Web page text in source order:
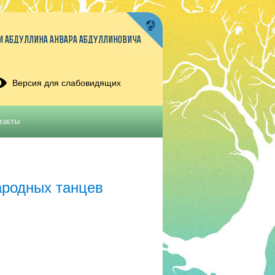
танцев
АНВАРА АБДУЛЛИНОВИЧА
Версия для слабовидящих